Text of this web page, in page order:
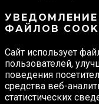
ФАЙЛОВ
Сайт использует
пользователей,
поведения
средства веб-
статистических